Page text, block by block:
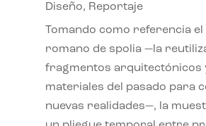
Diseño, Reportaje
Tomando como referencia
romano de spolia —la
fragmentos arquitectónicos
materiales del pasado para
nuevas realidades—, la